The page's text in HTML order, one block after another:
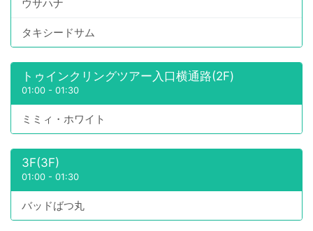
ウサハナ
タキシードサム
トゥインクリングツアー入口横通路(2F)
01:00 - 01:30
ミミィ・ホワイト
3F(3F)
01:00 - 01:30
バッドばつ丸